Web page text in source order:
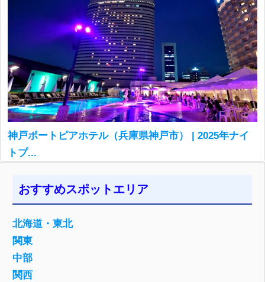
神戸ポートピアホテル（兵庫県神戸市） | 2025年ナイ
トプ...
おすすめスポットエリア
北海道・東北
関東
中部
関西